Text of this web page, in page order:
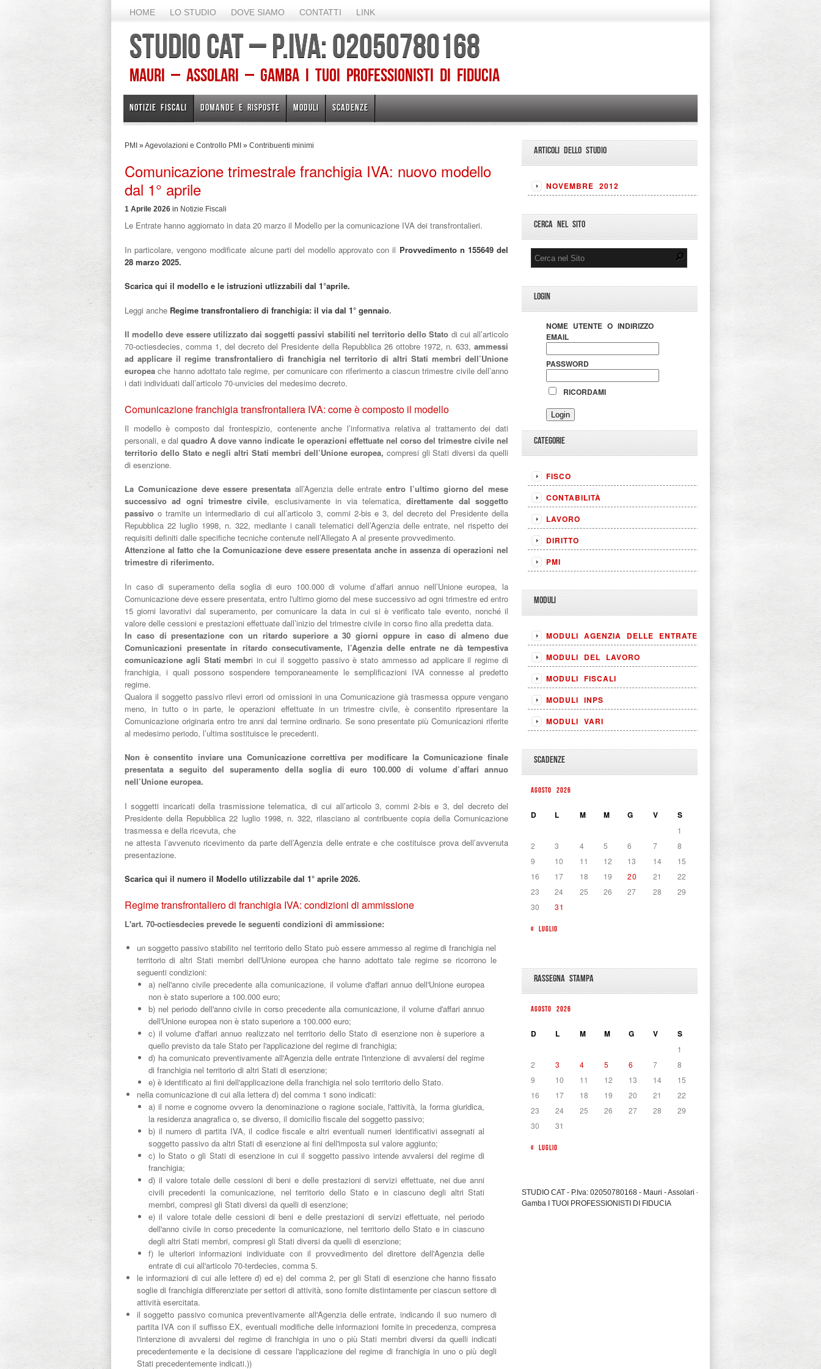
HOME LO STUDIO DOVE SIAMO CONTATTI LINK
STUDIO CAT – P.IVA: 02050780168
Mauri – Assolari – Gamba I TUOI PROFESSIONISTI DI FIDUCIA
NOTIZIE FISCALI DOMANDE E RISPOSTE MODULI SCADENZE
PMI »Agevolazioni e Controllo PMI » Contribuenti minimi
Comunicazione trimestrale franchigia IVA: nuovo modello
dal 1° aprile
1 Aprile 2026 in Notizie Fiscali
Le Entrate hanno aggiornato in data 20 marzo il Modello per la comunicazione IVA dei transfrontalieri.
In particolare, vengono modificate alcune parti del modello approvato con il Provvedimento n 155649 del
28 marzo 2025.
Scarica qui il modello e le istruzioni utlizzabili dal 1°aprile.
Leggi anche Regime transfrontaliero di franchigia: il via dal 1° gennaio.
Il modello deve essere utilizzato dai soggetti passivi stabiliti nel territorio dello Stato di cui all’articolo
70-octiesdecies, comma 1, del decreto del Presidente della Repubblica 26 ottobre 1972, n. 633, ammessi
ad applicare il regime transfrontaliero di franchigia nel territorio di altri Stati membri dell’Unione
europea che hanno adottato tale regime, per comunicare con riferimento a ciascun trimestre civile dell’anno
i dati individuati dall’articolo 70-unvicies del medesimo decreto.
Comunicazione franchigia transfrontaliera IVA: come è composto il modello
Il modello è composto dal frontespizio, contenente anche l’informativa relativa al trattamento dei dati
personali, e dalquadro A dove vanno indicate le operazioni effettuate nel corso del trimestre civile nel
territorio dello Stato e negli altri Stati membri dell’Unione europea, compresi gli Stati diversi da quelli
di esenzione.
La Comunicazione deve essere presentata all’Agenzia delle entrate entro l’ultimo giorno del mese
successivo ad ogni trimestre civile, esclusivamente in via telematica, direttamente dal soggetto
passivo o tramite un intermediario di cui all’articolo 3, commi 2-bis e 3, del decreto del Presidente della
Repubblica 22 luglio 1998, n. 322, mediante i canali telematici dell’Agenzia delle entrate, nel rispetto dei
requisiti definiti dalle specifiche tecniche contenute nell’Allegato A al presente provvedimento.
Attenzione al fatto che la Comunicazione deve essere presentata anche in assenza di operazioni nel
trimestre di riferimento.
In caso di superamento della soglia di euro 100.000 di volume d’affari annuo nell’Unione europea, la
Comunicazione deve essere presentata, entro l'ultimo giorno del mese successivo ad ogni trimestre ed entro
15 giorni lavorativi dal superamento, per comunicare la data in cui si è verificato tale evento, nonché il
valore delle cessioni e prestazioni effettuate dall’inizio del trimestre civile in corso fino alla predetta data.
In caso di presentazione con un ritardo superiore a 30 giorni oppure in caso di almeno due
Comunicazioni presentate in ritardo consecutivamente, l’Agenzia delle entrate ne dà tempestiva
comunicazione agli Stati membri in cui il soggetto passivo è stato ammesso ad applicare il regime di
franchigia, i quali possono sospendere temporaneamente le semplificazioni IVA connesse al predetto
regime.
Qualora il soggetto passivo rilevi errori od omissioni in una Comunicazione già trasmessa oppure vengano
meno, in tutto o in parte, le operazioni effettuate in un trimestre civile, è consentito ripresentare la
Comunicazione originaria entro tre anni dal termine ordinario. Se sono presentate più Comunicazioni riferite
al medesimo periodo, l’ultima sostituisce le precedenti.
Non è consentito inviare una Comunicazione correttiva per modificare la Comunicazione finale
presentata a seguito del superamento della soglia di euro 100.000 di volume d’affari annuo
nell’Unione europea.
I soggetti incaricati della trasmissione telematica, di cui all’articolo 3, commi 2-bis e 3, del decreto del
Presidente della Repubblica 22 luglio 1998, n. 322, rilasciano al contribuente copia della Comunicazione
trasmessa e della ricevuta, che
ne attesta l’avvenuto ricevimento da parte dell’Agenzia delle entrate e che costituisce prova dell’avvenuta
presentazione.
Scarica qui il numero il Modello utilizzabile dal 1° aprile 2026.
Regime transfrontaliero di franchigia IVA: condizioni di ammissione
L'art. 70-octiesdecies prevede le seguenti condizioni di ammissione:
un soggetto passivo stabilito nel territorio dello Stato può essere ammesso al regime di franchigia nel
territorio di altri Stati membri dell'Unione europea che hanno adottato tale regime se ricorrono le
seguenti condizioni:
a) nell'anno civile precedente alla comunicazione, il volume d'affari annuo dell'Unione europea
non è stato superiore a 100.000 euro;
b) nel periodo dell'anno civile in corso precedente alla comunicazione, il volume d'affari annuo
dell'Unione europea non è stato superiore a 100.000 euro;
c) il volume d'affari annuo realizzato nel territorio dello Stato di esenzione non è superiore a
quello previsto da tale Stato per l'applicazione del regime di franchigia;
d) ha comunicato preventivamente all'Agenzia delle entrate l'intenzione di avvalersi del regime
di franchigia nel territorio di altri Stati di esenzione;
e) è identificato ai fini dell'applicazione della franchigia nel solo territorio dello Stato.
nella comunicazione di cui alla lettera d) del comma 1 sono indicati:
a) il nome e cognome ovvero la denominazione o ragione sociale, l'attività, la forma giuridica,
la residenza anagrafica o, se diverso, il domicilio fiscale del soggetto passivo;
b) il numero di partita IVA, il codice fiscale e altri eventuali numeri identificativi assegnati al
soggetto passivo da altri Stati di esenzione ai fini dell'imposta sul valore aggiunto;
c) lo Stato o gli Stati di esenzione in cui il soggetto passivo intende avvalersi del regime di
franchigia;
d) il valore totale delle cessioni di beni e delle prestazioni di servizi effettuate, nei due anni
civili precedenti la comunicazione, nel territorio dello Stato e in ciascuno degli altri Stati
membri, compresi gli Stati diversi da quelli di esenzione;
e) il valore totale delle cessioni di beni e delle prestazioni di servizi effettuate, nel periodo
dell'anno civile in corso precedente la comunicazione, nel territorio dello Stato e in ciascuno
degli altri Stati membri, compresi gli Stati diversi da quelli di esenzione;
f) le ulteriori informazioni individuate con il provvedimento del direttore dell'Agenzia delle
entrate di cui all'articolo 70-terdecies, comma 5.
le informazioni di cui alle lettere d) ed e) del comma 2, per gli Stati di esenzione che hanno fissato
soglie di franchigia differenziate per settori di attività, sono fornite distintamente per ciascun settore di
attività esercitata.
il soggetto passivo comunica preventivamente all'Agenzia delle entrate, indicando il suo numero di
partita IVA con il suffisso EX, eventuali modifiche delle informazioni fornite in precedenza, compresa
l'intenzione di avvalersi del regime di franchigia in uno o più Stati membri diversi da quelli indicati
precedentemente e la decisione di cessare l'applicazione del regime di franchigia in uno o più degli
Stati precedentemente indicati.))
ARTICOLI DELLO STUDIO
NOVEMBRE 2012
CERCA NEL SITO
LOGIN
NOME UTENTE O INDIRIZZO
EMAIL
PASSWORD
RICORDAMI
CATEGORIE
FISCO
CONTABILITÀ
LAVORO
DIRITTO
PMI
MODULI
MODULI AGENZIA DELLE ENTRATE
MODULI DEL LAVORO
MODULI FISCALI
MODULI INPS
MODULI VARI
SCADENZE
AGOSTO 2026
D L M M G V S
« LUGLIO
1
2
3 4 5 6 7
8
9
10 11 12 13 14
15
16
17 18 19 20 21
22
23
24 25 26 27 28
29
30
31
RASSEGNA STAMPA
AGOSTO 2026
D L M M G V S
« LUGLIO
1
2
3 4 5 6 7
8
9
10 11 12 13 14
15
16
17 18 19 20 21
22
23
24 25 26 27 28
29
30
31
STUDIO CAT - P.Iva: 02050780168 - Mauri - Assolari -
Gamba I TUOI PROFESSIONISTI DI FIDUCIA